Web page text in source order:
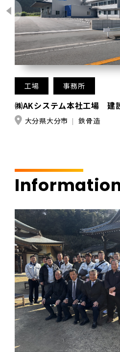
工場 事務所
㈱AKシステム本社工場 建
大分県大分市 鉄骨造